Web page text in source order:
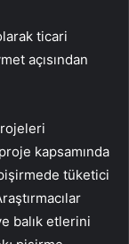
ticari
açısından
kapsamında
tüketici
balık etlerini